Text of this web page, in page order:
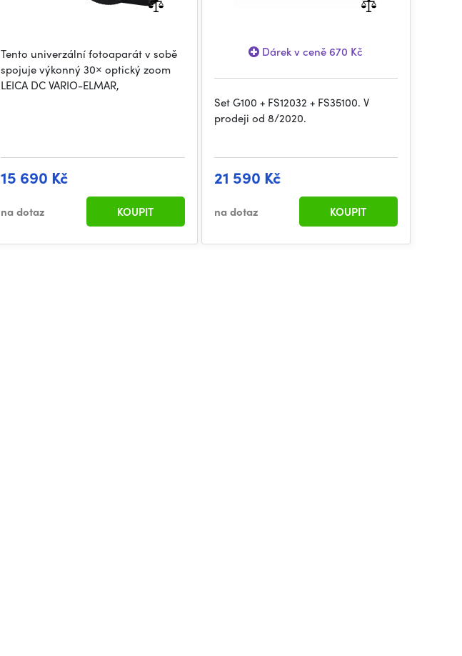
Tento univerzální fotoaparát v sobě
spojuje výkonný 30× optický zoom
LEICA DC VARIO-ELMAR,
15 690 Kč
na dotaz KOUPIT
Dárek v ceně 670 Kč
Set G100 + FS12032 + FS35100. V
prodeji od 8/2020.
21 590 Kč
na dotaz KOUPIT